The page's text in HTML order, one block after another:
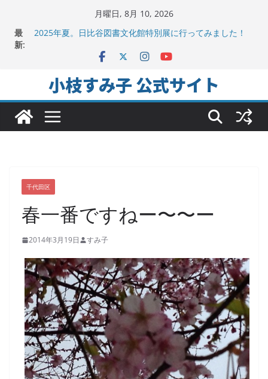
月曜日, 8月 10, 2026
最
新:
地方議会の「会派」って、なんだろう？！
2025年夏。日比谷図書文化館特別展に行ってみました！
ちよだの声ニュース No,9発信しました！
千代田区社会福祉協議会アキバ分室「食と居場所の学習
会」に参加
ヒートアイランド緩和のキーワードは「水と緑と風」
小枝すみ子 公式サイト
千代田区
春一番ですねー〜〜ー
2014年3月19日 すみ子